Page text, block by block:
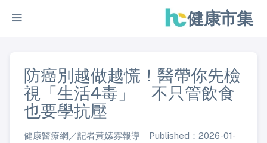
健康市集
防癌別越做越慌！醫帶你先檢
視「生活4毒」 不只管飲食
也要學抗壓
健康醫療網／記者黃嫊雰報導 Published：2026-01-